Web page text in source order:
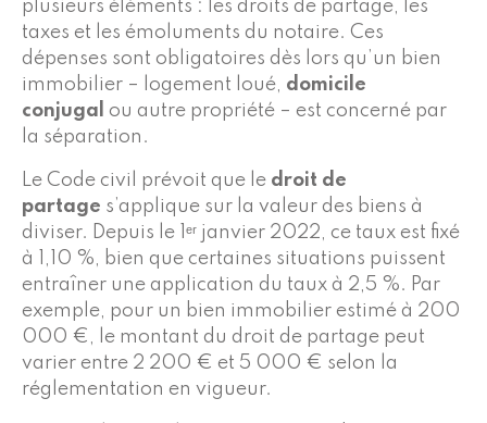
plusieurs éléments : les droits de partage, les
taxes et les émoluments du notaire. Ces
dépenses sont obligatoires dès lors qu’un bien
immobilier – logement loué, domicile
conjugal
ou autre propriété – est concerné par
la séparation.
Le Code civil prévoit que le droit de
partage s’applique sur la valeur des biens à
diviser. Depuis le 1ᵉʳ janvier 2022, ce taux est fixé
à 1,10 %, bien que certaines situations puissent
entraîner une application du taux à 2,5 %. Par
exemple, pour un bien immobilier estimé à 200
000 €, le montant du droit de partage peut
varier entre 2 200 € et 5 000 € selon la
réglementation en vigueur.